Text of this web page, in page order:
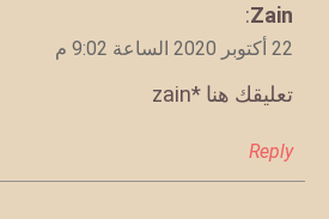
يقول
Zain
:
22 أكتوبر 2020 الساعة 9:02 م
تعليقك هنا *zain
Reply